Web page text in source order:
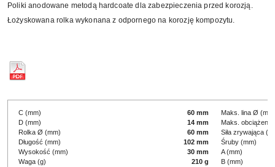
Poliki anodowane metodą hardcoate dla zabezpieczenia przed korozją.
Łożyskowana rolka wykonana z odpornego na korozję kompozytu.
C (mm)
60 mm
D (mm)
14 mm
Rolka Ø (mm)
60 mm
Długość (mm)
102 mm
Wysokość (mm)
30 mm
Waga (g)
210 g
Maks. lina Ø
Maks.
Siła zrywająca
Śruby (mm)
A (mm)
B (mm)